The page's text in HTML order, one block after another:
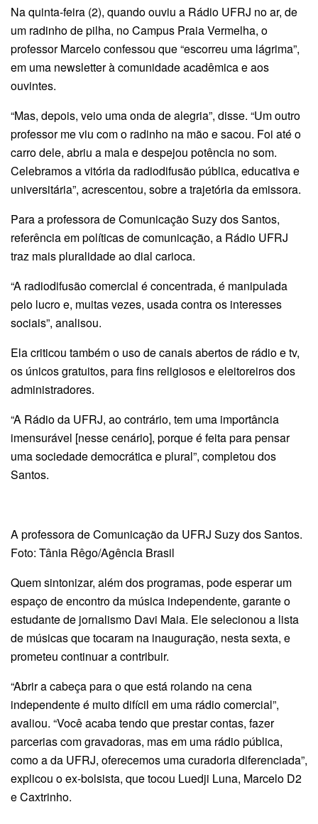
Na quinta-feira (2), quando ouviu a Rádio UFRJ no ar, de
um radinho de pilha, no Campus Praia Vermelha, o
professor Marcelo confessou que “escorreu uma lágrima”,
em uma newsletter à comunidade acadêmica e aos
ouvintes.
“Mas, depois, veio uma onda de alegria”, disse. “Um outro
professor me viu com o radinho na mão e sacou. Foi até o
carro dele, abriu a mala e despejou potência no som.
Celebramos a vitória da radiodifusão pública, educativa e
universitária”, acrescentou, sobre a trajetória da emissora.
Para a professora de Comunicação Suzy dos Santos,
referência em políticas de comunicação, a Rádio UFRJ
traz mais pluralidade ao dial carioca.
“A radiodifusão comercial é concentrada, é manipulada
pelo lucro e, muitas vezes, usada contra os interesses
sociais”, analisou.
Ela criticou também o uso de canais abertos de rádio e tv,
os únicos gratuitos, para fins religiosos e eleitoreiros dos
administradores.
“A Rádio da UFRJ, ao contrário, tem uma importância
imensurável [nesse cenário], porque é feita para pensar
uma sociedade democrática e plural”, completou dos
Santos.
A professora de Comunicação da UFRJ Suzy dos Santos.
Foto: Tânia Rêgo/Agência Brasil
Quem sintonizar, além dos programas, pode esperar um
espaço de encontro da música independente, garante o
estudante de jornalismo Davi Maia. Ele selecionou a lista
de músicas que tocaram na inauguração, nesta sexta, e
prometeu continuar a contribuir.
“Abrir a cabeça para o que está rolando na cena
independente é muito difícil em uma rádio comercial”,
avaliou. “Você acaba tendo que prestar contas, fazer
parcerias com gravadoras, mas em uma rádio pública,
como a da UFRJ, oferecemos uma curadoria diferenciada”,
explicou o ex-bolsista, que tocou Luedji Luna, Marcelo D2
e Caxtrinho.